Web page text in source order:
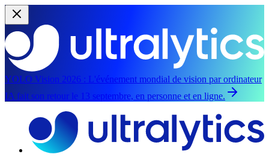
YOLO Vision 2026 : L'événement mondial de vision par ordinateur
IA fait son retour le 13 septembre, en personne et en ligne.